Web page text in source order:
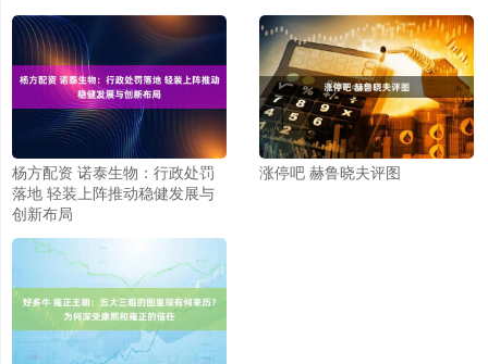
杨方配资 诺泰生物：行政处罚
落地 轻装上阵推动稳健发展与
创新布局
涨停吧 赫鲁晓夫评图